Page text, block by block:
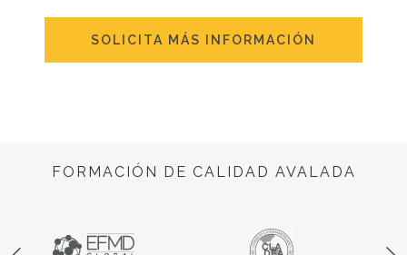
SOLICITA MÁS INFORMACIÓN
FORMACIÓN DE CALIDAD AVALADA